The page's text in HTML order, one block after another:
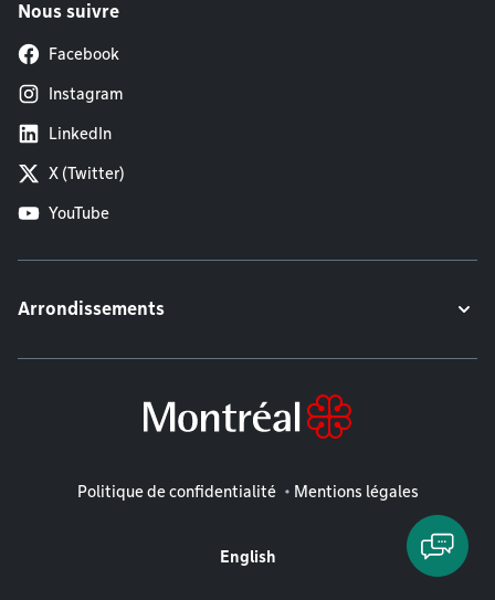
Nous suivre
Facebook
Instagram
LinkedIn
X (Twitter)
YouTube
Arrondissements
Mentions légales
Politique de confidentialité Mentions légales
English